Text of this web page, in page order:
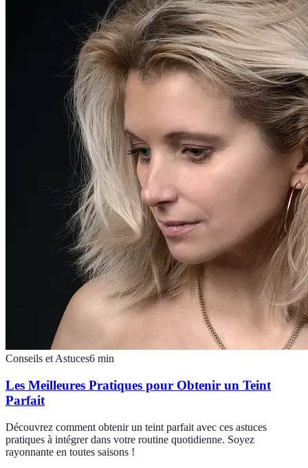
Conseils et Astuces6 min
Les Meilleures Pratiques pour Obtenir un Teint
Parfait
Découvrez comment obtenir un teint parfait avec ces astuces
pratiques à intégrer dans votre routine quotidienne. Soyez
rayonnante en toutes saisons !